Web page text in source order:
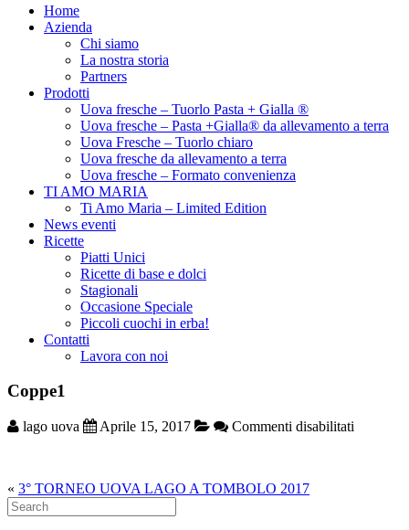
Skip
Home
Azienda
Chi siamo
La nostra storia
Partners
Prodotti
Uova fresche – Tuorlo Pasta + Gialla ®
Uova fresche – Pasta +Gialla® da allevamento a terra
Uova Fresche – Tuorlo chiaro
Uova fresche da allevamento a terra
Uova fresche – Formato convenienza
TI AMO MARIA
Ti Amo Maria – Limited Edition
News eventi
Ricette
Piatti Unici
Ricette di base e dolci
Stagionali
Occasione Speciale
Piccoli cuochi in erba!
Contatti
Lavora con noi
Coppe1
lago uova Aprile 15, 2017 Commenti disabilitati
« 3° TORNEO UOVA LAGO A TOMBOLO 2017
Search
for: